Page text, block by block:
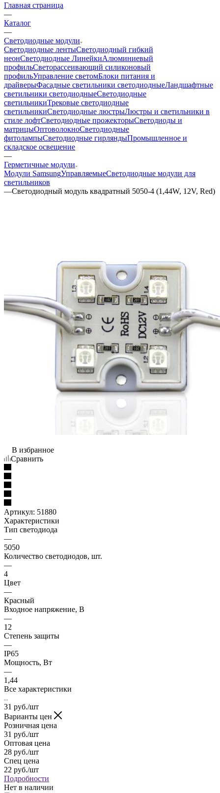
Главная страница
—
Каталог
—
Светодиодные модули
Светодиодные лентыСветодиодный гибкий
неонСветодиодные ЛинейкиАлюминиевый
профильСветорассеивающий силиконовый
профильУправление светомБлоки питания и
драйверыФасадные светильники светодиодныеЛандшафтные
светильники светодиодныеСветодиодные
светильникиТрековые светодиодные
светильникиСветодиодные люстрыЛюстры и светильники в
стиле лофтСветодиодные прожекторыСветодиоды и
матрицыОптоволокноСветодиодные
фитолампыСветодиодные гирляндыПромышленное и
складское освещение
—
Герметичные модули
Модули SamsungУправляемыеСветодиодные модули для
светильников
—Светодиодный модуль квадратный 5050-4 (1,44W, 12V, Red)
В избранное
Сравнить
Артикул: 51880
Характеристики
Тип светодиода
—
5050
Количество светодиодов, шт.
—
4
Цвет
—
Красный
Входное напряжение, В
—
12
Степень защиты
—
IP65
Мощность, Вт
—
1,44
Все характеристики
31 руб./шт
Варианты цен
Розничная цена
31 руб./шт
Оптовая цена
28 руб./шт
Спец цена
22 руб./шт
Подробности
Нет в наличии